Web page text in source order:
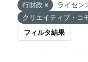
行財政
ライセン
クリエイティブ・コ
フィルタ結果